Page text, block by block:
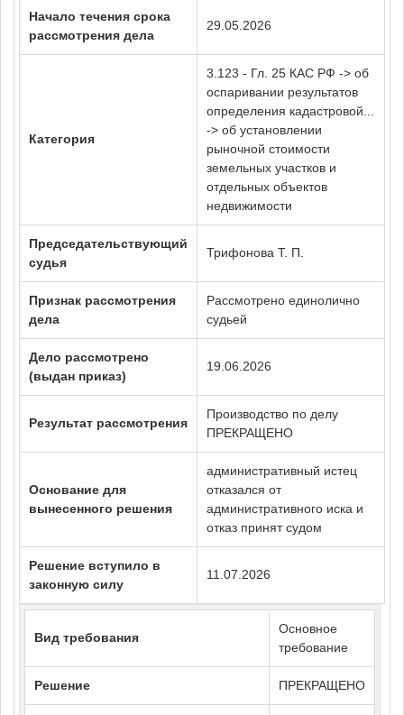
Начало течения срока
рассмотрения дела
29.05.2026
Категория
3.123 - Гл. 25 КАС РФ -> об
оспаривании результатов
определения кадастровой...
-> об установлении
рыночной стоимости
земельных участков и
отдельных объектов
недвижимости
Председательствующий
судья
Трифонова Т. П.
Признак рассмотрения
дела
Рассмотрено единолично
судьей
Дело рассмотрено
(выдан приказ)
19.06.2026
Результат рассмотрения
Производство по делу
ПРЕКРАЩЕНО
Основание для
вынесенного решения
административный истец
отказался от
административного иска и
отказ принят судом
Решение вступило в
законную силу
11.07.2026
Вид требования
Основное
требование
Решение ПРЕКРАЩЕНО